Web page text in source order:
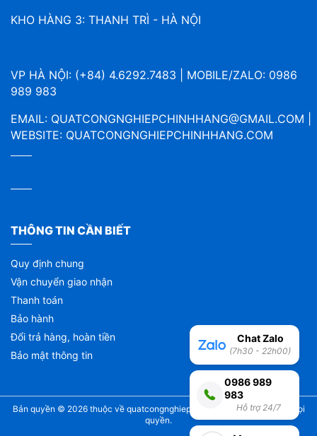
KHO HÀNG 3: THANH TRÌ - HÀ NỘI
VP HÀ NỘI: (+84) 4.6292.7483 | MOBILE/ZALO: 0986
989 983
EMAIL: QUATCONGNGHIEPCHINHHANG@GMAIL.COM
WEBSITE: QUATCONGNGHIEPCHINHHANG.COM
THÔNG TIN CẦN BIẾT
Quy định chung
Vận chuyển giao nhận
Thanh toán
Bảo hành
Đổi trả hàng, hoàn tiền
Bảo mật thông tin
Bản quyền © 2026 thuộc về quatcongnghiepchinhhang.com| Bảo lưu mọi
quyền.
Chat Zalo
(7h30 - 22h00)
0986 989
983
Hỗ trợ 24/7